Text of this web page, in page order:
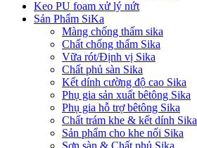
Keo PU foam xử lý nứt
Sản Phẩm SiKa
Màng chống thấm sika
Chất chống thấm Sika
Vữa rót/Định vị Sika
Chất phủ sàn Sika
Kết dính cường độ cao Sika
Phụ gia sản xuất bêtông Sika
Phụ gia hỗ trợ bêtông Sika
Chất trám khe & kết dính Sika
Sản phẩm cho khe nối Sika
Sơn sàn & Chất phủ Sika